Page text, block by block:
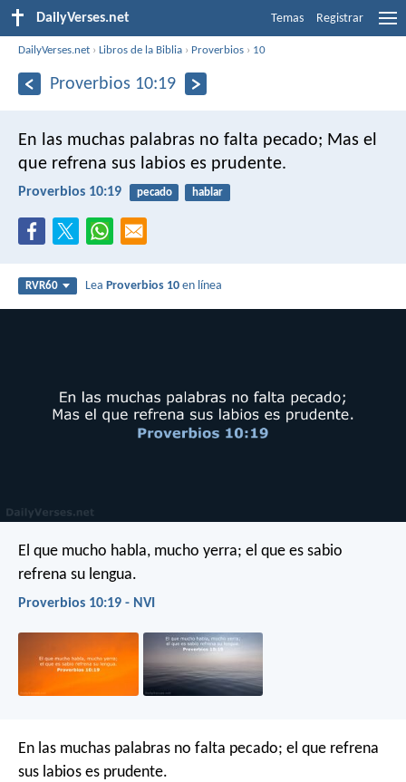
DailyVerses.net Temas Registrar
DailyVerses.net ›Libros de la Biblia › Proverbios › 10
Proverbios 10:19
En las muchas palabras no falta pecado; Mas el
que refrena sus labios es prudente.
Proverbios 10:19 pecado hablar
RVR60 LeaProverbios 10 en línea
El que mucho habla, mucho yerra; el que es sabio
refrena su lengua.
Proverbios 10:19 - NVI
En las muchas palabras no falta pecado; el que refrena
sus labios es prudente.